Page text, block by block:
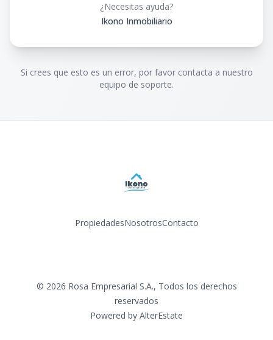
¿Necesitas ayuda?
Ikono Inmobiliario
Si crees que esto es un error, por favor contacta a nuestro
equipo de soporte.
PropiedadesNosotrosContacto
© 2026 Rosa Empresarial S.A., Todos los derechos
reservados
Powered by AlterEstate